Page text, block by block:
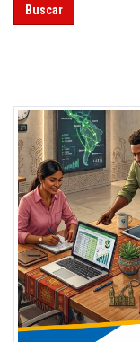
Buscar